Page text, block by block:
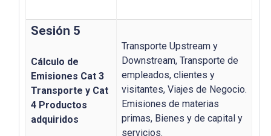
Sesión 5
Cálculo de
Emisiones Cat 3
Transporte y Cat
4 Productos
adquiridos
Transporte Upstream y
Downstream, Transporte de
empleados, clientes y
visitantes, Viajes de Negocio.
Emisiones de materias
primas, Bienes y de capital y
servicios.